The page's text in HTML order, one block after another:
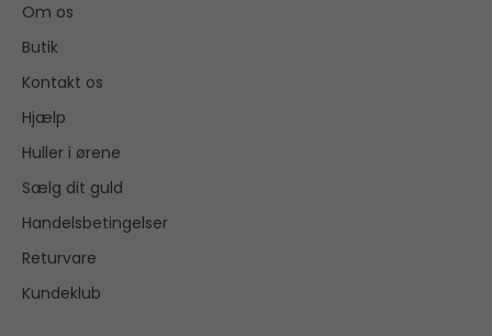
Om os
Butik
Kontakt os
Hjælp
Huller i ørene
Sælg dit guld
Handelsbetingelser
Returvare
Kundeklub